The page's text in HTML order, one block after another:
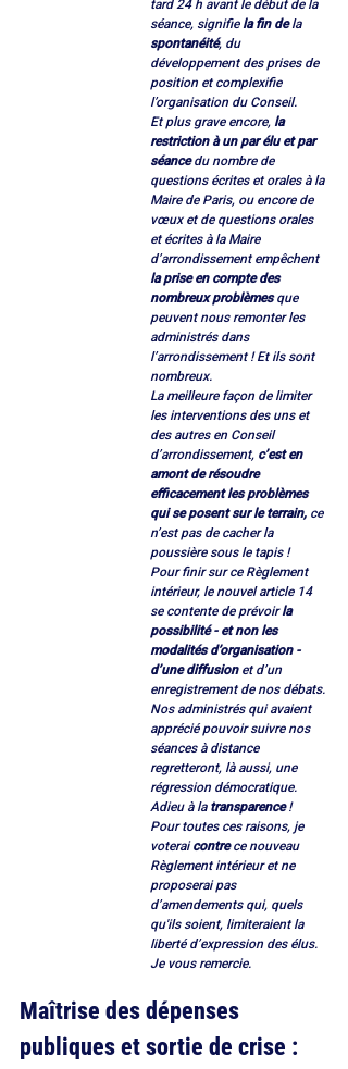
tard 24 h avant le début de la
séance, signifie la fin de la
spontanéité, du
développement des prises de
position et complexifie
l’organisation du Conseil.
Et plus grave encore, la
restriction à un par élu et par
séance du nombre de
questions écrites et orales à la
Maire de Paris, ou encore de
vœux et de questions orales
et écrites à la Maire
d’arrondissement empêchent
la prise en compte des
nombreux problèmes que
peuvent nous remonter les
administrés dans
l’arrondissement ! Et ils sont
nombreux.
La meilleure façon de limiter
les interventions des uns et
des autres en Conseil
d’arrondissement, c’est en
amont de résoudre
efficacement les problèmes
qui se posent sur le terrain, ce
n’est pas de cacher la
poussière sous le tapis !
Pour finir sur ce Règlement
intérieur, le nouvel article 14
se contente de prévoir la
possibilité - et non les
modalités d’organisation -
d’une diffusion et d’un
enregistrement de nos débats.
Nos administrés qui avaient
apprécié pouvoir suivre nos
séances à distance
regretteront, là aussi, une
régression démocratique.
Adieu à la transparence !
Pour toutes ces raisons, je
voterai contre ce nouveau
Règlement intérieur et ne
proposerai pas
d’amendements qui, quels
qu'ils soient, limiteraient la
liberté d’expression des élus.
Je vous remercie.
Maîtrise des dépenses
publiques et sortie de crise :